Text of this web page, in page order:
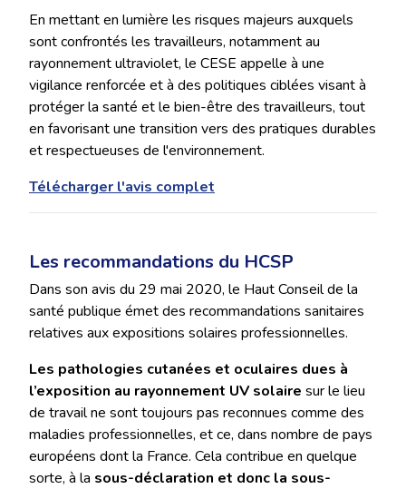
En mettant en lumière les risques majeurs auxquels
sont confrontés les travailleurs, notamment au
rayonnement ultraviolet, le CESE appelle à une
vigilance renforcée et à des politiques ciblées visant à
protéger la santé et le bien-être des travailleurs, tout
en favorisant une transition vers des pratiques durables
et respectueuses de l'environnement.
Télécharger l'avis complet
Les recommandations du HCSP
Dans son avis du 29 mai 2020, le Haut Conseil de la
santé publique émet des recommandations sanitaires
relatives aux expositions solaires professionnelles.
Les pathologies cutanées et oculaires dues à
l’exposition au rayonnement UV solaire sur le lieu
de travail ne sont toujours pas reconnues comme des
maladies professionnelles, et ce, dans nombre de pays
européens dont la France. Cela contribue en quelque
sorte, à la sous-déclaration et donc la sous-